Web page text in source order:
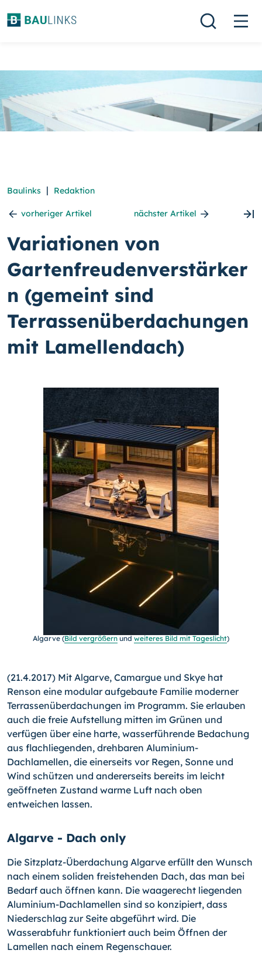
Baulinks | Redaktion
vorheriger Artikel nächster Artikel
Variationen von
Gartenfreudenverstärker
n (gemeint sind
Terrassenüberdachungen
mit Lamellendach)
Algarve (Bild vergrößern und weiteres Bild mit Tageslicht)
(21.4.2017) Mit Algarve, Camargue und Skye hat
Renson eine modular aufgebaute Familie moderner
Terrassenüberdachungen im Programm. Sie erlauben
auch die freie Aufstellung mitten im Grünen und
verfügen über eine harte, wasserführende Bedachung
aus flachliegenden, drehbaren Aluminium-
Dachlamellen, die einerseits vor Regen, Sonne und
Wind schützen und andererseits bereits im leicht
geöffneten Zustand warme Luft nach oben
entweichen lassen.
Algarve - Dach only
Die Sitzplatz-Überdachung Algarve erfüllt den Wunsch
nach einem soliden freistehenden Dach, das man bei
Bedarf auch öffnen kann. Die waagerecht liegenden
Aluminium-Dachlamellen sind so konzipiert, dass
Niederschlag zur Seite abgeführt wird. Die
Wasserabfuhr funktioniert auch beim Öffnen der
Lamellen nach einem Regenschauer.